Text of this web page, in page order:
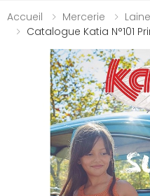
Accueil
Mercerie Laine
Catalogue Katia N°101